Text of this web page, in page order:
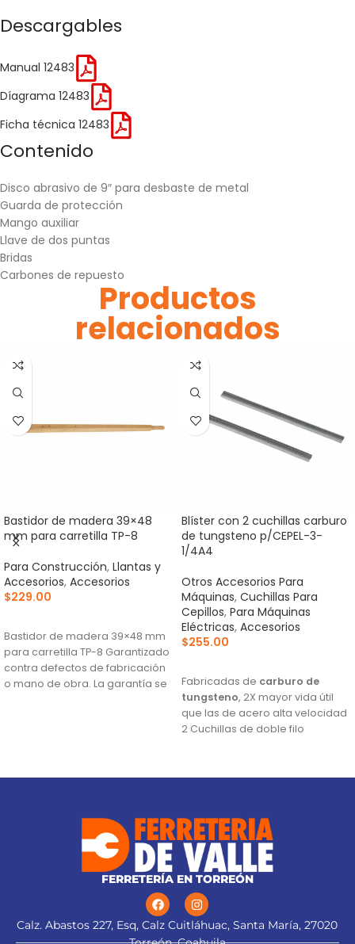
Descargables
Manual 12483
Díagrama 12483
Ficha técnica 12483
Contenido
Disco abrasivo de 9″ para desbaste de metal
Guarda de protección
Mango auxiliar
Llave de dos puntas
Bridas
Carbones de repuesto
Productos
relacionados
Bastidor de madera 39×48
mm para carretilla TP-8
Para Construcción, Llantas y
Accesorios, Accesorios
$229.00
Bastidor de madera 39×48 mm
para carretilla TP-8 Garantizado
contra defectos de fabricación
o mano de obra. La garantía se
Blíster con 2 cuchillas carburo
de tungsteno p/CEPEL-3-
1/4A4
Otros Accesorios Para
Máquinas, Cuchillas Para
Cepillos, Para Máquinas
Eléctricas, Accesorios
$255.00
Fabricadas de carburo de
tungsteno, 2X mayor vida útil
que las de acero alta velocidad
2 Cuchillas de doble filo
3-1/4N, CEPEL-3-1/4A4 y CEPEL-3-
Este producto sustituye a: CU-
CEPEL-3-1/4X (13092)
FERRETERÍA EN TORREÓN
Calz. Abastos 227, Esq, Calz Cuitláhuac, Santa María, 27020